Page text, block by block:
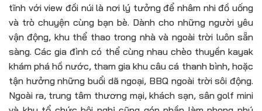
tĩnh với view đồi núi là nơi lý tưởng để nhâm nhi đồ uống
và trò chuyện cùng bạn bè. Dành cho những người yêu
vận động, khu thể thao trong nhà và ngoài trời luôn sẵn
sàng. Các gia đình có thể cùng nhau chèo thuyền kayak
khám phá hồ nước, tham gia khu câu cá thanh bình, hoặc
tận hưởng những buổi dã ngoại, BBQ ngoài trời sôi động.
Ngoài ra, trung tâm thương mại, khách sạn, sân golf mini